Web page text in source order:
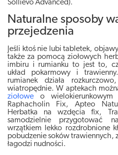
Sollievo Advanced).
Naturalne sposoby
przejedzenia
Jeśli ktoś nie lubi tabletek,
także za pomocą ziołowych
imbiru i rumianku to jest to,
układ pokarmowy i
rumianek działa
wiatropędnie. W aptekach
ziołowe o wielokierunkowym
Raphacholin Fix, Apteo
Herbatka na wzdęcia fix,
samodzielnie przygotować
wrzątkiem lekko rozdrobnione
pobudzenie soków trawiennych,
łagodzi nudności.